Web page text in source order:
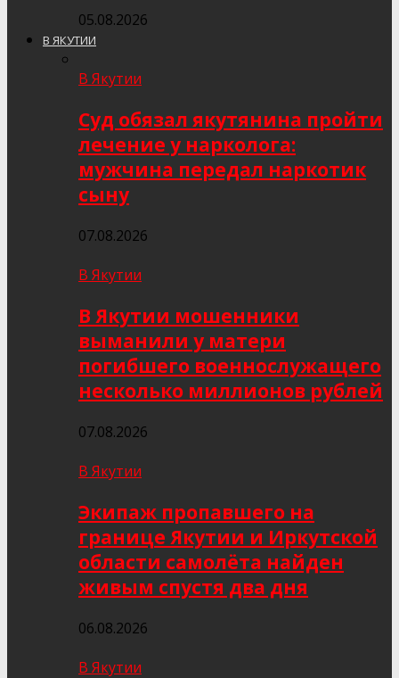
05.08.2026
В ЯКУТИИ
В Якутии
Суд обязал якутянина пройти
лечение у нарколога:
мужчина передал наркотик
сыну
07.08.2026
В Якутии
В Якутии мошенники
выманили у матери
погибшего военнослужащего
несколько миллионов рублей
07.08.2026
В Якутии
Экипаж пропавшего на
границе Якутии и Иркутской
области самолёта найден
живым спустя два дня
06.08.2026
В Якутии